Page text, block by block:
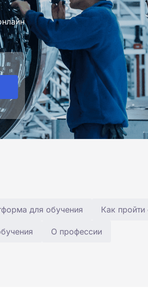
для обучения Как пройти
О профессии